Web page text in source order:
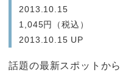
2013.10.15
1,045円（税込）
2013.10.15 UP
話題の最新スポットか